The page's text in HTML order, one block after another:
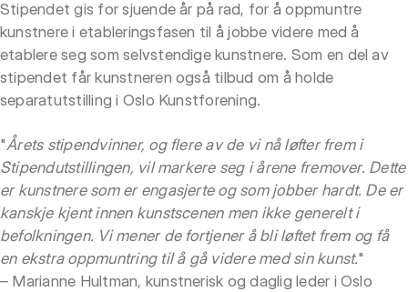
Stipendet gis for sjuende år på rad, for å oppmuntre
kunstnere i etableringsfasen til å jobbe videre med å
etablere seg som selvstendige kunstnere. Som en del av
stipendet får kunstneren også tilbud om å holde
separatutstilling i Oslo Kunstforening.
"Årets stipendvinner, og flere av de vi nå løfter frem i
Stipendutstillingen, vil markere seg i årene fremover. Dette
er kunstnere som er engasjerte og som jobber hardt. De er
kanskje kjent innen kunstscenen men ikke generelt i
befolkningen. Vi mener de fortjener å bli løftet frem og få
en ekstra oppmuntring til å gå videre med sin kunst."
– Marianne Hultman, kunstnerisk og daglig leder i Oslo